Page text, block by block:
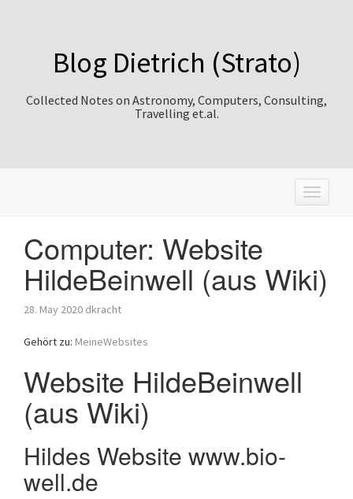
Blog Dietrich (Strato)
Collected Notes on Astronomy, Computers, Consulting,
Travelling et.al.
T
o
e
n
Computer: Website
HildeBeinwell (aus Wiki)
28. May 2020 dkracht
Gehört zu: MeineWebsites
Website HildeBeinwell
(aus Wiki)
Hildes Website www.bio-
well.de